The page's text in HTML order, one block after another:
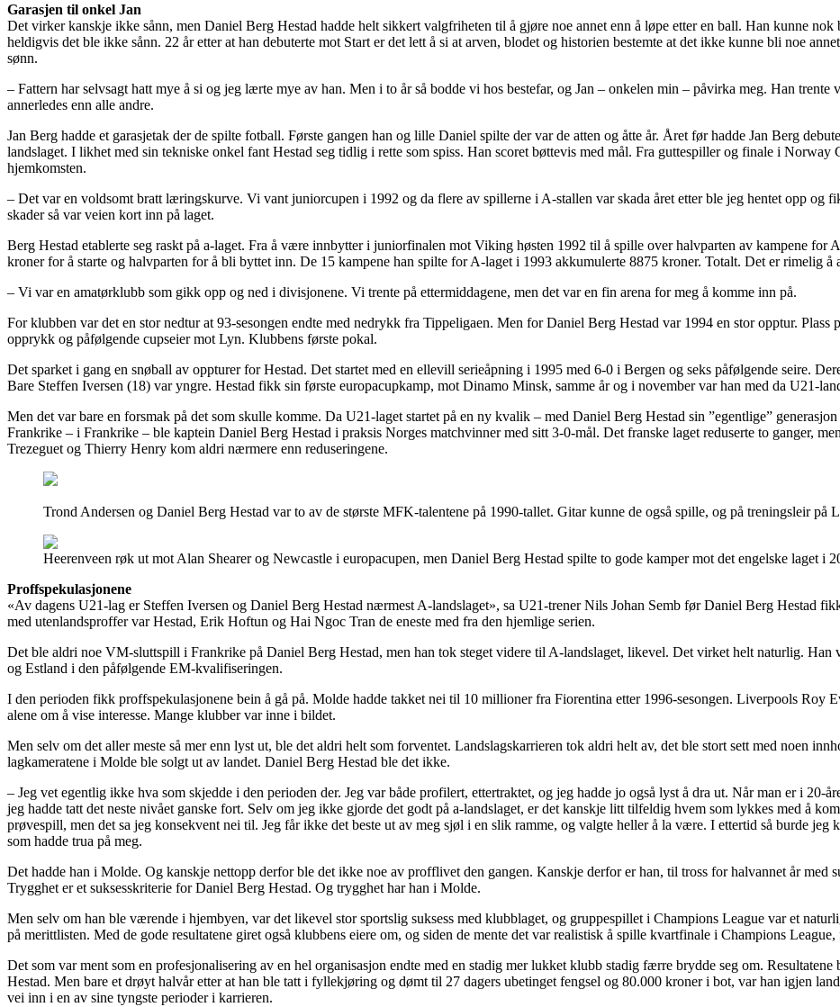
Garasjen til onkel Jan
Det virker kanskje ikke sånn, men Daniel Berg Hestad hadde helt sikkert valgfriheten til å gjøre noe annet enn å løpe etter en ball. Han kunne
heldigvis det ble ikke sånn. 22 år etter at han debuterte mot Start er det lett å si at arven, blodet og historien bestemte at det ikke kunne bli noe
sønn.
– Fattern har selvsagt hatt mye å si og jeg lærte mye av han. Men i to år så bodde vi hos bestefar, og Jan – onkelen min – påvirka meg. Han
annerledes enn alle andre.
Jan Berg hadde et garasjetak der de spilte fotball. Første gangen han og lille Daniel spilte der var de atten og åtte år. Året før hadde Jan Berg
landslaget. I likhet med sin tekniske onkel fant Hestad seg tidlig i rette som spiss. Han scoret bøttevis med mål. Fra guttespiller og finale i
hjemkomsten.
– Det var en voldsomt bratt læringskurve. Vi vant juniorcupen i 1992 og da flere av spillerne i A-stallen var skada året etter ble jeg hentet opp og
skader så var veien kort inn på laget.
Berg Hestad etablerte seg raskt på a-laget. Fra å være innbytter i juniorfinalen mot Viking høsten 1992 til å spille over halvparten av kampene for
kroner for å starte og halvparten for å bli byttet inn. De 15 kampene han spilte for A-laget i 1993 akkumulerte 8875 kroner. Totalt. Det er rimelig å
– Vi var en amatørklubb som gikk opp og ned i divisjonene. Vi trente på ettermiddagene, men det var en fin arena for meg å komme inn på.
For klubben var det en stor nedtur at 93-sesongen endte med nedrykk fra Tippeligaen. Men for Daniel Berg Hestad var 1994 en stor opptur. Plass
opprykk og påfølgende cupseier mot Lyn. Klubbens første pokal.
Det sparket i gang en snøball av oppturer for Hestad. Det startet med en ellevill serieåpning i 1995 med 6-0 i Bergen og seks påfølgende seire.
Bare Steffen Iversen (18) var yngre. Hestad fikk sin første europacupkamp, mot Dinamo Minsk, samme år og i november var han med da U21-
Men det var bare en forsmak på det som skulle komme. Da U21-laget startet på en ny kvalik – med Daniel Berg Hestad sin ”egentlige”
Frankrike – i Frankrike – ble kaptein Daniel Berg Hestad i praksis Norges matchvinner med sitt 3-0-mål. Det franske laget reduserte to ganger,
Trezeguet og Thierry Henry kom aldri nærmere enn reduseringene.
Trond Andersen og Daniel Berg Hestad var to av de største MFK-talentene på 1990-tallet. Gitar kunne de også spille, og på treningsleir på
Heerenveen røk ut mot Alan Shearer og Newcastle i europacupen, men Daniel Berg Hestad spilte to gode kamper mot det engelske laget i
Proffspekulasjonene
«Av dagens U21-lag er Steffen Iversen og Daniel Berg Hestad nærmest A-landslaget», sa U21-trener Nils Johan Semb før Daniel Berg Hestad
med utenlandsproffer var Hestad, Erik Hoftun og Hai Ngoc Tran de eneste med fra den hjemlige serien.
Det ble aldri noe VM-sluttspill i Frankrike på Daniel Berg Hestad, men han tok steget videre til A-landslaget, likevel. Det virket helt naturlig.
og Estland i den påfølgende EM-kvalifiseringen.
I den perioden fikk proffspekulasjonene bein å gå på. Molde hadde takket nei til 10 millioner fra Fiorentina etter 1996-sesongen. Liverpools Roy
alene om å vise interesse. Mange klubber var inne i bildet.
Men selv om det aller meste så mer enn lyst ut, ble det aldri helt som forventet. Landslagskarrieren tok aldri helt av, det ble stort sett med noen
lagkameratene i Molde ble solgt ut av landet. Daniel Berg Hestad ble det ikke.
– Jeg vet egentlig ikke hva som skjedde i den perioden der. Jeg var både profilert, ettertraktet, og jeg hadde jo også lyst å dra ut. Når man er i 20-
jeg hadde tatt det neste nivået ganske fort. Selv om jeg ikke gjorde det godt på a-landslaget, er det kanskje litt tilfeldig hvem som lykkes med å
prøvespill, men det sa jeg konsekvent nei til. Jeg får ikke det beste ut av meg sjøl i en slik ramme, og valgte heller å la være. I ettertid så burde
som hadde trua på meg.
Det hadde han i Molde. Og kanskje nettopp derfor ble det ikke noe av profflivet den gangen. Kanskje derfor er han, til tross for halvannet år med
Trygghet er et suksesskriterie for Daniel Berg Hestad. Og trygghet har han i Molde.
Men selv om han ble værende i hjembyen, var det likevel stor sportslig suksess med klubblaget, og gruppespillet i Champions League var et
på merittlisten. Med de gode resultatene giret også klubbens eiere om, og siden de mente det var realistisk å spille kvartfinale i Champions
Det som var ment som en profesjonalisering av en hel organisasjon endte med en stadig mer lukket klubb stadig færre brydde seg om.
Hestad. Men bare et drøyt halvår etter at han ble tatt i fyllekjøring og dømt til 27 dagers ubetinget fengsel og 80.000 kroner i bot, var han igjen
vei inn i en av sine tyngste perioder i karrieren.